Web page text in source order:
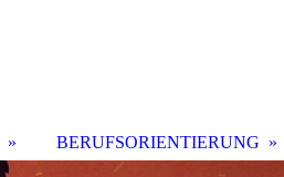
BERUFSORIENTIERUNG